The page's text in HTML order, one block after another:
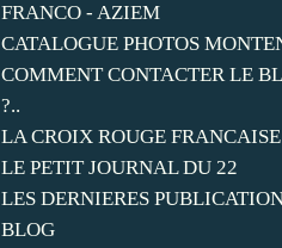
FRANCO - AZIEM
CATALOGUE PHOTOS
COMMENT CONTACTER LE
?..
LA CROIX ROUGE
LE PETIT JOURNAL DU 22
LES DERNIERES
BLOG